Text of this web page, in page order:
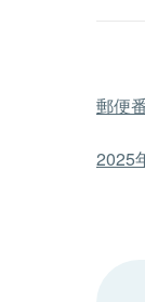
郵便
2025